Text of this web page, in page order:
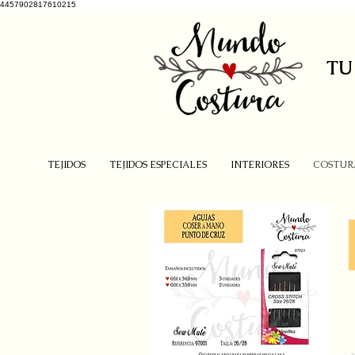
4457902817610215
TEJIDOS TEJIDOS ESPECIALES INTERIORES